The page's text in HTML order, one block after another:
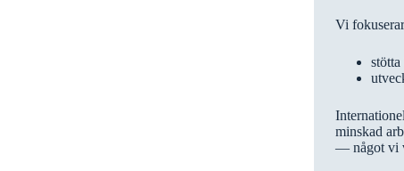
Vi
minskad
— något vi